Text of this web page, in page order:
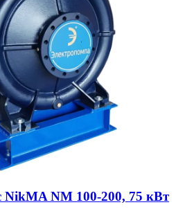
NikMA NM 100-200, 75 кВт